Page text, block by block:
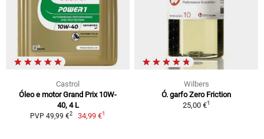
Castrol
Óleo e motor Grand Prix 10W-
40, 4 L
PVP 49,99 €2 34,99 €1
Wilbers
Ó. garfo Zero Friction
25,00 €1